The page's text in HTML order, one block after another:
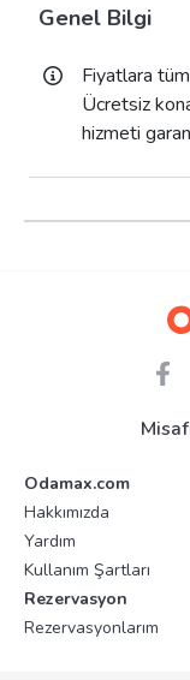
Genel Bilgi
Fiyatlara
Ücretsiz
hizmeti
Odamax.com
Hakkımızda
Yardım
Kullanım Şartları
Rezervasyon
Rezervasyonlarım